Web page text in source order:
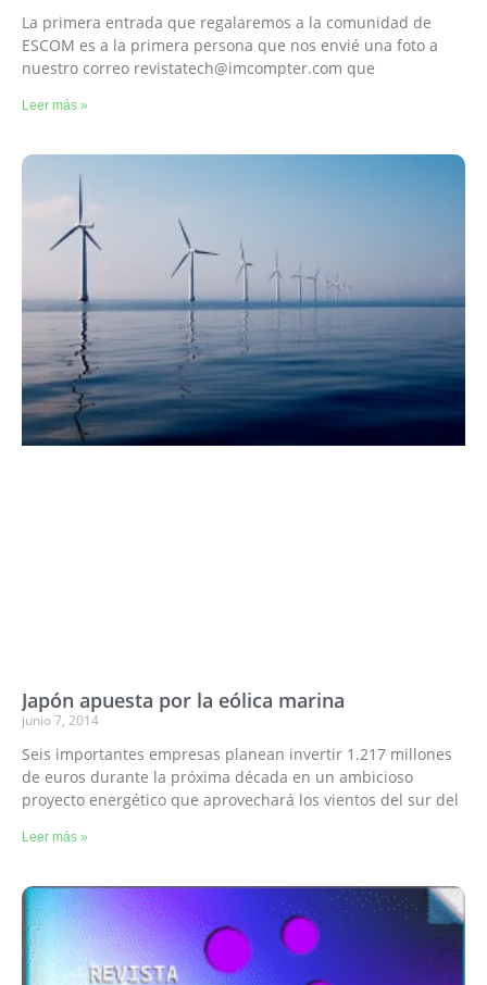
La primera entrada que regalaremos a la comunidad de
ESCOM es a la primera persona que nos envié una foto a
nuestro correo revistatech@imcompter.com que
Leer más »
Japón apuesta por la eólica marina
junio 7, 2014
Seis importantes empresas planean invertir 1.217 millones
de euros durante la próxima década en un ambicioso
proyecto energético que aprovechará los vientos del sur del
Leer más »